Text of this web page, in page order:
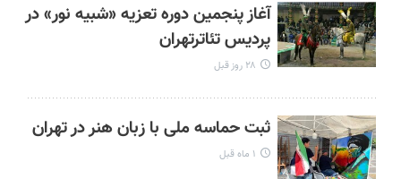
آغاز پنجمین دوره تعزیه «شبیه نور» در
پردیس تئاترتهران
۲۸ روز قبل
ثبت حماسه ملی با زبان هنر در تهران
۱ ماه قبل